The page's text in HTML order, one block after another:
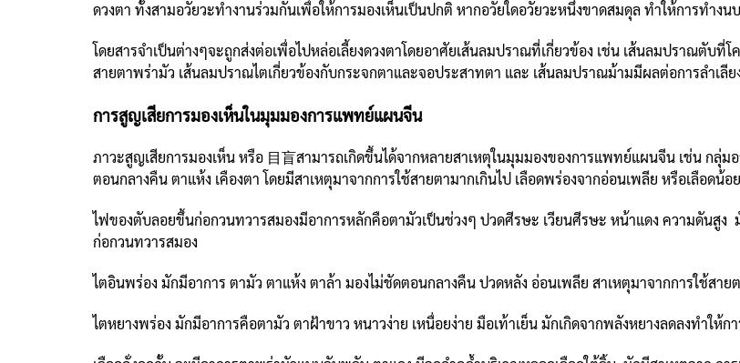
ดวงตา ทั้งสามอวัยวะทำงานร่วมกันเพื่อให้การมองเห็นเป็นปกติ หากอวัยใดอวัยวะหนึ่งขาดสมดุล ทำให้การทำงน
โดยสารจำเป็นต่างๆจะถูกส่งต่อเพื่อไปหล่อเลี้ยงดวงตาโดยอาศัยเส้นลมปราณที่เกี่ยวข้อง เช่น เส้นลมปราณตับ
สายตาพร่ามัว เส้นลมปราณไตเกี่ยวข้องกับกระจกตาและจอประสาทตา และ เส้นลมปราณม้ามมีผลต่อการลำเลีย
การสูญเสียการมองเห็นในมุมมองการแพทย์แผนจีน
ภาวะสูญเสียการมองเห็น หรือ 目盲สามารถเกิดขึ้นได้จากหลายสาเหตุในมุมมองของการแพทย์แผนจีน เช่น กลุ่
ตอนกลางคืน ตาแห้ง เคืองตา โดยมีสาเหตุมาจากการใช้สายตามากเกินไป เลือดพร่องจากอ่อนเพลีย หรือเลือดน้
ไฟของตับลอยขึ้นก่อกวนทวารสมองมีอาการหลักคือตามัวเป็นช่วงๆ ปวดศีรษะ เวียนศีรษะ หน้าแดง ความดันสูง
ก่อกวนทวารสมอง
ไตอินพร่อง มักมีอาการ ตามัว ตาแห้ง ตาล้า มองไม่ชัดตอนกลางคืน ปวดหลัง อ่อนเพลีย สาเหตุมาจากการใช้สา
ไตหยางพร่อง มักมีอาการคือตามัว ตาฝ้าขาว หนาวง่าย เหนื่อยง่าย มือเท้าเย็น มักเกิดจากพลังหยางลดลงทำให้ก